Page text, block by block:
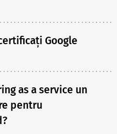
Google
as a service un
pentru